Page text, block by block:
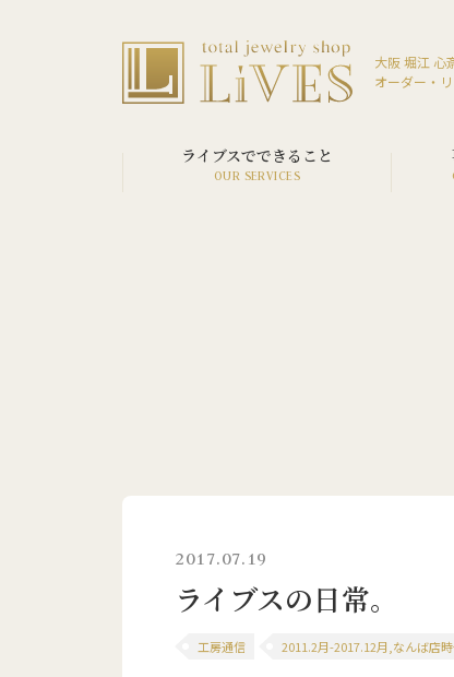
大阪 堀江 心
オーダー・
ライブスでできること
2017.07.19
ライブスの日常。
工房通信 2011.2月-2017.12月,なんば店